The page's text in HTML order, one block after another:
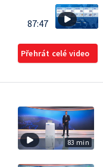
87:47
Přehrát celé video
83 min